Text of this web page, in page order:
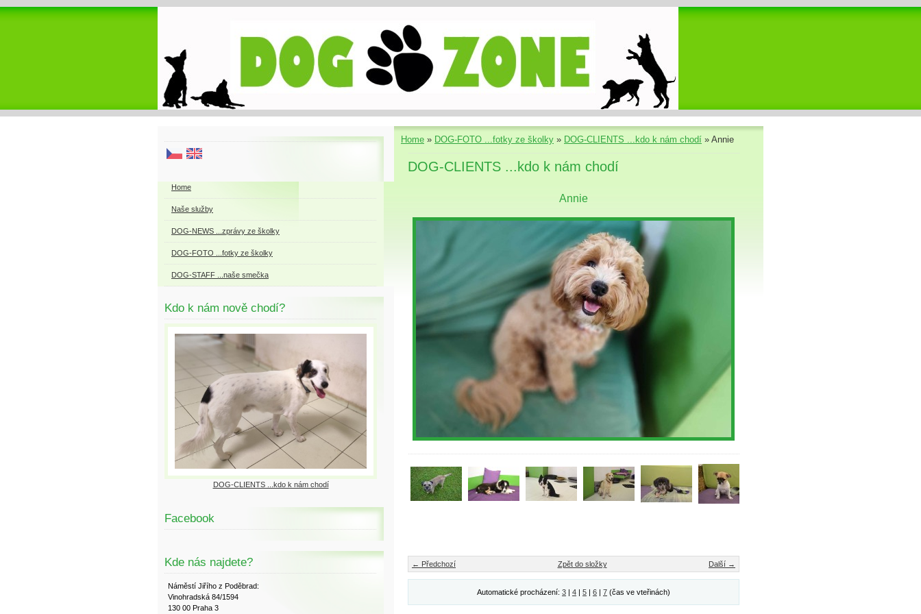
Home » DOG-FOTO ...fotky ze školky » DOG-CLIENTS ...kdo k nám chodí » Annie
DOG-CLIENTS ...kdo k nám chodí
Annie
← Předchozí Další →
Zpět do složky
Automatické procházení: 3 | 4 | 5 | 6 | 7 (čas ve vteřinách)
Home
Naše služby
DOG-NEWS ...zprávy ze školky
DOG-FOTO ...fotky ze školky
DOG-STAFF ...naše smečka
Kdo k nám nově chodí?
DOG-CLIENTS ...kdo k nám chodí
Facebook
Kde nás najdete?
Náměstí Jiřího z Poděbrad:
Vinohradská 84/1594
130 00 Praha 3